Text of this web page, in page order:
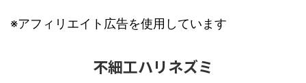
※アフィリエイト広告を使用しています
不細工ハリネズミ